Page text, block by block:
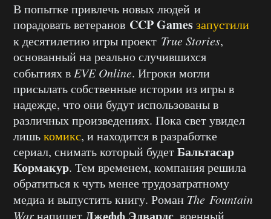
В попытке привлечь новых людей и
порадовать ветеранов CCP Gamesзапустили
к десятилетию игры проект True Stories,
основанный на реально случившихся
событиях вEVE Online. Игроки могли
присылать собственные истории из игры в
надежде, что они будут использованы в
различных произведениях. Пока свет увидел
лишькомикс, и находится в разработке
сериал, снимать который будетБальтасар
Кормакур. Тем временем, компания решила
обратиться к чуть менее трудозатратному
медиа и выпустить книгу. Роман The Fountain
War